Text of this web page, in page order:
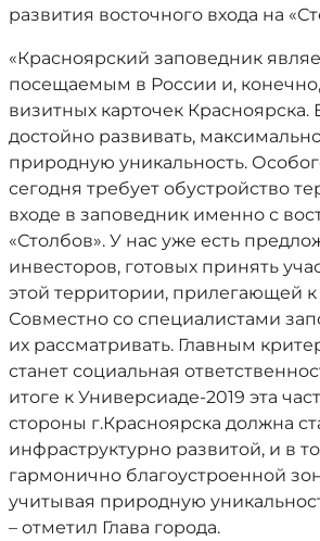
развития восточного входа на
«Красноярский заповедник
посещаемым в России и, конечно,
визитных карточек Красноярска.
достойно развивать,
природную уникальность.
сегодня требует обустройство
входе в заповедник именно с
«Столбов». У нас уже есть
инвесторов, готовых принять
этой территории, прилегающей к
Совместно со специалистами
их рассматривать. Главным
станет социальная
итоге к Универсиаде-2019 эта
стороны г.Красноярска должна
инфраструктурно развитой, и в
гармонично благоустроенной
учитывая природную
– отметил Глава города.